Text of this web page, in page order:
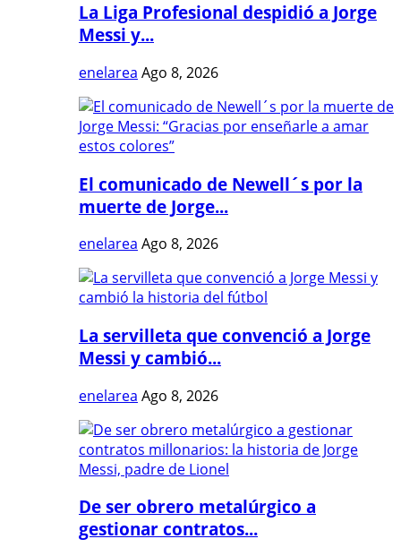
La Liga Profesional despidió a Jorge
Messi y...
enelarea Ago 8, 2026
El comunicado de Newell´s por la
muerte de Jorge...
enelarea Ago 8, 2026
La servilleta que convenció a Jorge
Messi y cambió...
enelarea Ago 8, 2026
De ser obrero metalúrgico a
gestionar contratos...